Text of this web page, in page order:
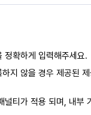
정확하게 입력해주세요.
지 않을 경우 제공된
티가 적용 되며, 내부